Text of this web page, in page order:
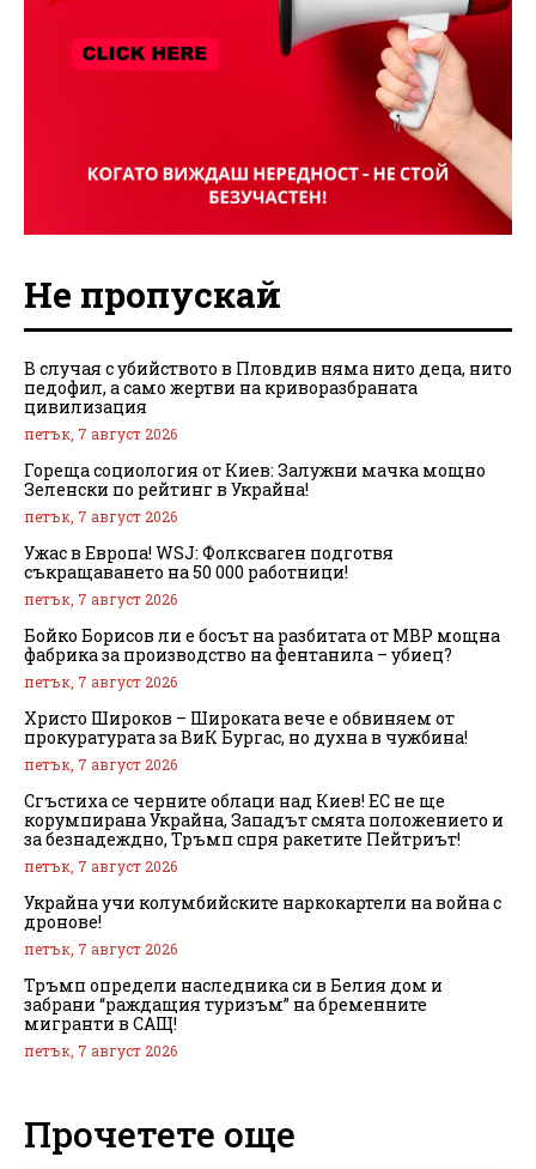
Не пропускай
В случая с убийството в Пловдив няма нито деца, нито
педофил, а само жертви на криворазбраната
цивилизация
петък, 7 август 2026
Гореща социология от Киев: Залужни мачка мощно
Зеленски по рейтинг в Украйна!
петък, 7 август 2026
Ужас в Европа! WSJ: Фолксваген подготвя
съкращаването на 50 000 работници!
петък, 7 август 2026
Бойко Борисов ли е босът на разбитата от МВР мощна
фабрика за производство на фентанила – убиец?
петък, 7 август 2026
Христо Широков – Широката вече е обвиняем от
прокуратурата за ВиК Бургас, но духна в чужбина!
петък, 7 август 2026
Сгъстиха се черните облаци над Киев! ЕС не ще
корумпирана Украйна, Западът смята положението и
за безнадеждно, Тръмп спря ракетите Пейтриът!
петък, 7 август 2026
Украйна учи колумбийските наркокартели на война с
дронове!
петък, 7 август 2026
Тръмп определи наследника си в Белия дом и
забрани “раждащия туризъм” на бременните
мигранти в САЩ!
петък, 7 август 2026
Прочетете още